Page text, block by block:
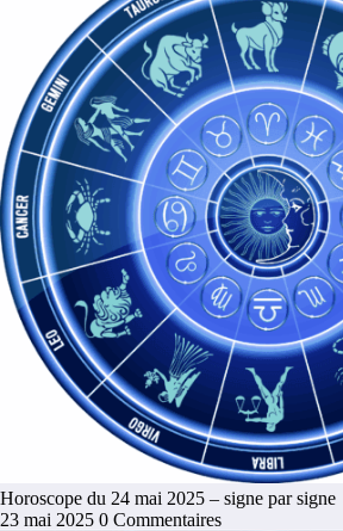
Horoscope du 24 mai 2025 – signe par signe
23 mai 2025 0 Commentaires